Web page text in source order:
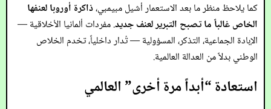
كما يلاحظ منظر ما بعد الاستعمار أشيل مبيمبي،ذاكرة أوروبا لعنفها
الخاص غالباً ما تصبح التبرير لعنف جديد. مفردات ألمانيا الأخلاقية —
الإبادة الجماعية، التذكر، المسؤولية — تُدار داخلياً، تخدم الخلاص
الوطني بدلاً من العدالة العالمية.
استعادة “أبداً مرة أخرى” العالمي